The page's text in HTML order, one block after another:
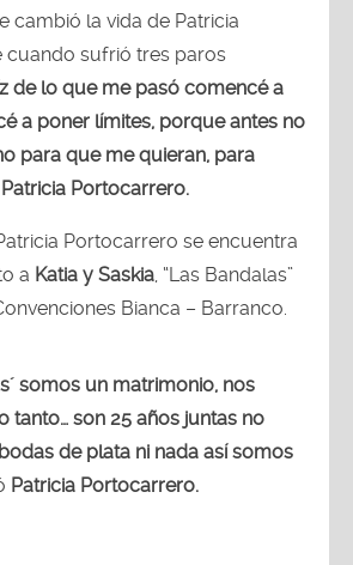
sufrió tres paros
de lo que me pasó comencé a
a poner límites, porque antes no
para que me quieran, para
Patricia Portocarrero.
aKatia y Saskia, “Las Bandalas”
Bianca – Barranco.
tanto… son 25 años juntas no
de plata ni nada así somos
Patricia Portocarrero.